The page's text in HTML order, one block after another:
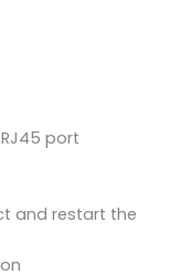
port
and restart the